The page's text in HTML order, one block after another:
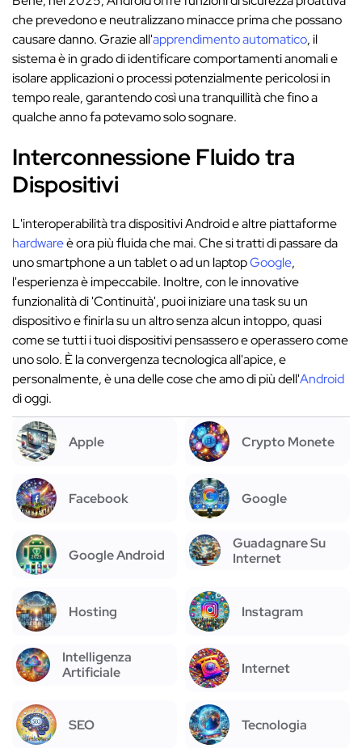
che prevedono e neutralizzano minacce prima che possano
causare danno. Grazie all'apprendimento automatico, il
sistema è in grado di identificare comportamenti anomali e
isolare applicazioni o processi potenzialmente pericolosi in
tempo reale, garantendo così una tranquillità che fino a
qualche anno fa potevamo solo sognare.
Interconnessione Fluido tra
Dispositivi
L'interoperabilità tra dispositivi Android e altre piattaforme
hardwareè ora più fluida che mai. Che si tratti di passare da
uno smartphone a un tablet o ad un laptopGoogle,
l'esperienza è impeccabile. Inoltre, con le innovative
funzionalità di 'Continuità', puoi iniziare una task su un
dispositivo e finirla su un altro senza alcun intoppo, quasi
come se tutti i tuoi dispositivi pensassero e operassero come
uno solo. È la convergenza tecnologica all'apice, e
personalmente, è una delle cose che amo di più dell'Android
di oggi.
Apple Crypto Monete
Facebook Google
Google Android
Guadagnare Su
Internet
Hosting Instagram
Intelligenza
Artificiale
Internet
SEO Tecnologia